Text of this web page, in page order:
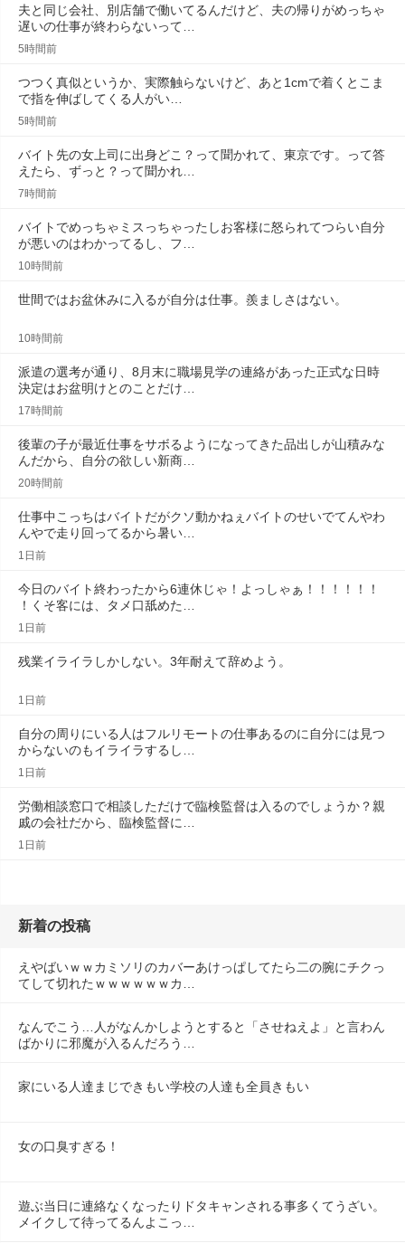
夫と同じ会社、別店舗で働いてるんだけど、夫の帰りがめっちゃ
遅いの仕事が終わらないって…
5時間前
つつく真似というか、実際触らないけど、あと1cmで着くとこま
で指を伸ばしてくる人がい…
5時間前
バイト先の女上司に出身どこ？って聞かれて、東京です。って答
えたら、ずっと？って聞かれ…
7時間前
バイトでめっちゃミスっちゃったしお客様に怒られてつらい自分
が悪いのはわかってるし、フ…
10時間前
世間ではお盆休みに入るが自分は仕事。羨ましさはない。
10時間前
派遣の選考が通り、8月末に職場見学の連絡があった正式な日時
決定はお盆明けとのことだけ…
17時間前
後輩の子が最近仕事をサボるようになってきた品出しが山積みな
んだから、自分の欲しい新商…
20時間前
仕事中こっちはバイトだがクソ動かねぇバイトのせいでてんやわ
んやで走り回ってるから暑い…
1日前
今日のバイト終わったから6連休じゃ！よっしゃぁ！！！！！！
！くそ客には、タメ口舐めた…
1日前
残業イライラしかしない。3年耐えて辞めよう。
1日前
自分の周りにいる人はフルリモートの仕事あるのに自分には見つ
からないのもイライラするし…
1日前
労働相談窓口で相談しただけで臨検監督は入るのでしょうか？親
戚の会社だから、臨検監督に…
1日前
新着の投稿
えやばいｗｗカミソリのカバーあけっぱしてたら二の腕にチクっ
てして切れたｗｗｗｗｗｗカ…
なんでこう…人がなんかしようとすると「させねえよ」と言わん
ばかりに邪魔が入るんだろう…
家にいる人達まじできもい学校の人達も全員きもい
女の口臭すぎる！
遊ぶ当日に連絡なくなったりドタキャンされる事多くてうざい。
メイクして待ってるんよこっ…